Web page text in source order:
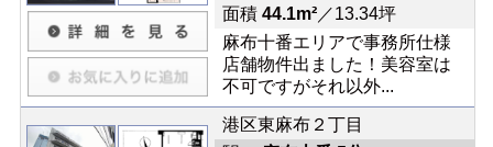
面積 44.1m²／13.34坪
麻布十番エリアで事務所仕様
店舗物件出ました！美容室は
不可ですがそれ以外...
港区東麻布２丁目